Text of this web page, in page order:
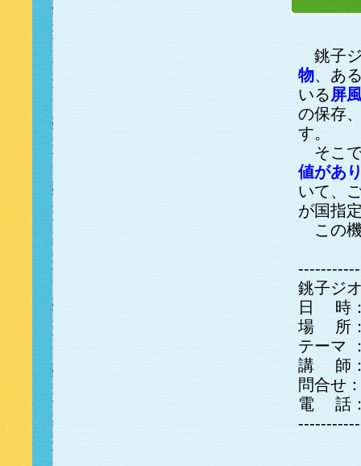
銚子
物、あ
いる屏
の保存
す。
そこ
値があ
いて、
が国指
この機
銚子ジ
日 時：
場 所：
テーマ
講 師：
問合せ
電 話：